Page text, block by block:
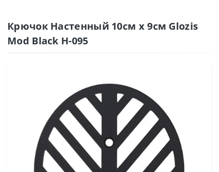
Крючок Настенный 10см х 9см Glozis
Mod Black H-095